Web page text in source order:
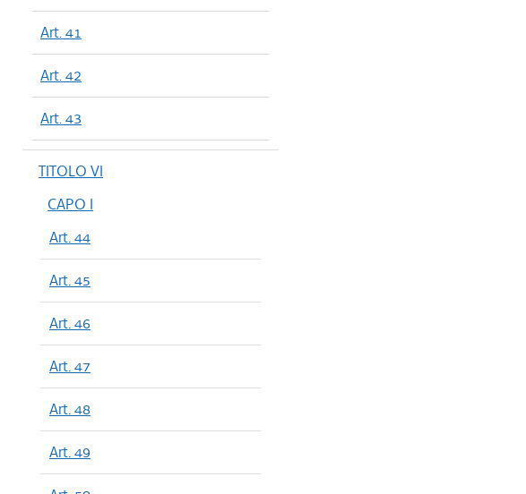
Art. 41
Art. 42
Art. 43
TITOLO VI
CAPO I
Art. 44
Art. 45
Art. 46
Art. 47
Art. 48
Art. 49